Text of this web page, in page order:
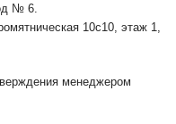
№ 6.
10с10 , этаж 1,
менеджером